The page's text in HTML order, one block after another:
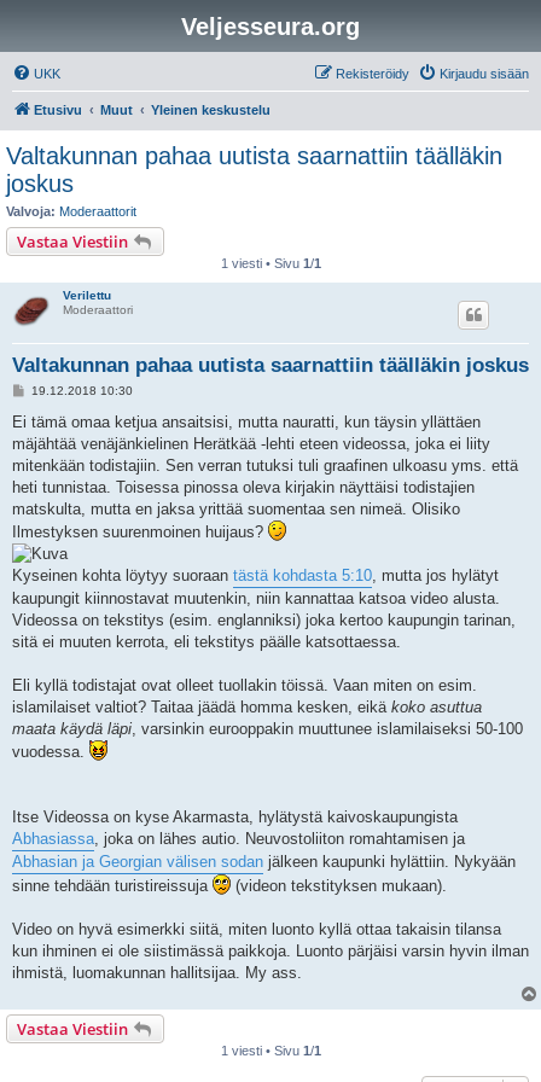
Veljesseura.org
UKK Kirjaudu sisään
Rekisteröidy
Etusivu Muut Yleinen keskustelu
Valtakunnan pahaa uutista saarnattiin täälläkin
joskus
Valvoja: Moderaattorit
Vastaa Viestiin
1 viesti • Sivu 1/1
Verilettu
Moderaattori
Valtakunnan pahaa uutista saarnattiin täälläkin joskus
V
e
t
i
19.12.2018 10:30
Ei tämä omaa ketjua ansaitsisi, mutta nauratti, kun täysin yllättäen
mäjähtää venäjänkielinen Herätkää -lehti eteen videossa, joka ei liity
mitenkään todistajiin. Sen verran tutuksi tuli graafinen ulkoasu yms. että
heti tunnistaa. Toisessa pinossa oleva kirjakin näyttäisi todistajien
matskulta, mutta en jaksa yrittää suomentaa sen nimeä. Olisiko
Ilmestyksen suurenmoinen huijaus?
Kyseinen kohta löytyy suoraan tästä kohdasta 5:10, mutta jos hylätyt
kaupungit kiinnostavat muutenkin, niin kannattaa katsoa video alusta.
Videossa on tekstitys (esim. englanniksi) joka kertoo kaupungin tarinan,
sitä ei muuten kerrota, eli tekstitys päälle katsottaessa.
Eli kyllä todistajat ovat olleet tuollakin töissä. Vaan miten on esim.
islamilaiset valtiot? Taitaa jäädä homma kesken, eikä koko asuttua
maata käydä läpi, varsinkin eurooppakin muuttunee islamilaiseksi 50-100
vuodessa.
Itse Videossa on kyse Akarmasta, hylätystä kaivoskaupungista
Abhasiassa, joka on lähes autio. Neuvostoliiton romahtamisen ja
Abhasian ja Georgian välisen sodan jälkeen kaupunki hylättiin. Nykyään
sinne tehdään turistireissuja
(videon tekstityksen mukaan).
Video on hyvä esimerkki siitä, miten luonto kyllä ottaa takaisin tilansa
kun ihminen ei ole siistimässä paikkoja. Luonto pärjäisi varsin hyvin ilman
ihmistä, luomakunnan hallitsijaa. My ass.
Vastaa Viestiin
1 viesti • Sivu 1/1